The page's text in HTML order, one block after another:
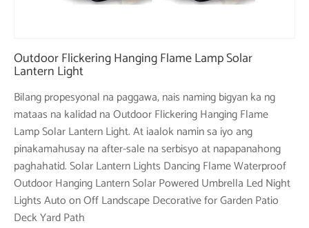
Outdoor Flickering Hanging Flame Lamp Solar
Lantern Light
Bilang propesyonal na paggawa, nais naming bigyan ka ng
mataas na kalidad na Outdoor Flickering Hanging Flame
Lamp Solar Lantern Light. At iaalok namin sa iyo ang
pinakamahusay na after-sale na serbisyo at napapanahong
paghahatid. Solar Lantern Lights Dancing Flame Waterproof
Outdoor Hanging Lantern Solar Powered Umbrella Led Night
Lights Auto on Off Landscape Decorative for Garden Patio
Deck Yard Path